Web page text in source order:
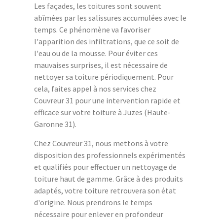
Les façades, les toitures sont souvent
abîmées par les salissures accumulées avec le
temps. Ce phénomène va favoriser
l'apparition des infiltrations, que ce soit de
l'eau ou de la mousse. Pour éviter ces
mauvaises surprises, il est nécessaire de
nettoyer sa toiture périodiquement. Pour
cela, faites appel à nos services chez
Couvreur 31 pour une intervention rapide et
efficace sur votre toiture à Juzes (Haute-
Garonne 31).
Chez Couvreur 31, nous mettons à votre
disposition des professionnels expérimentés
et qualifiés pour effectuer un nettoyage de
toiture haut de gamme. Grâce à des produits
adaptés, votre toiture retrouvera son état
d'origine. Nous prendrons le temps
nécessaire pour enlever en profondeur